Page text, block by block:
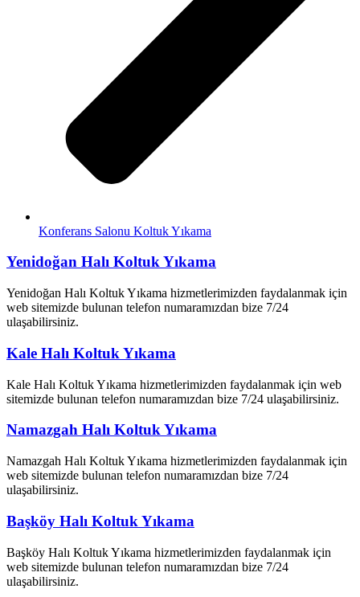
Konferans Salonu Koltuk Yıkama
Yenidoğan Halı Koltuk Yıkama
Yenidoğan Halı Koltuk Yıkama hizmetlerimizden faydalanmak için
web sitemizde bulunan telefon numaramızdan bize 7/24
ulaşabilirsiniz.
Kale Halı Koltuk Yıkama
Kale Halı Koltuk Yıkama hizmetlerimizden faydalanmak için web
sitemizde bulunan telefon numaramızdan bize 7/24 ulaşabilirsiniz.
Namazgah Halı Koltuk Yıkama
Namazgah Halı Koltuk Yıkama hizmetlerimizden faydalanmak için
web sitemizde bulunan telefon numaramızdan bize 7/24
ulaşabilirsiniz.
Başköy Halı Koltuk Yıkama
Başköy Halı Koltuk Yıkama hizmetlerimizden faydalanmak için
web sitemizde bulunan telefon numaramızdan bize 7/24
ulaşabilirsiniz.